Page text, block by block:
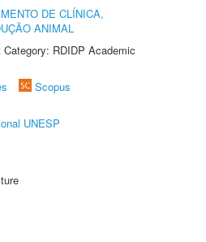
DE CLÍNICA,
ANIMAL
RDIDP Academic
Scopus
UNESP